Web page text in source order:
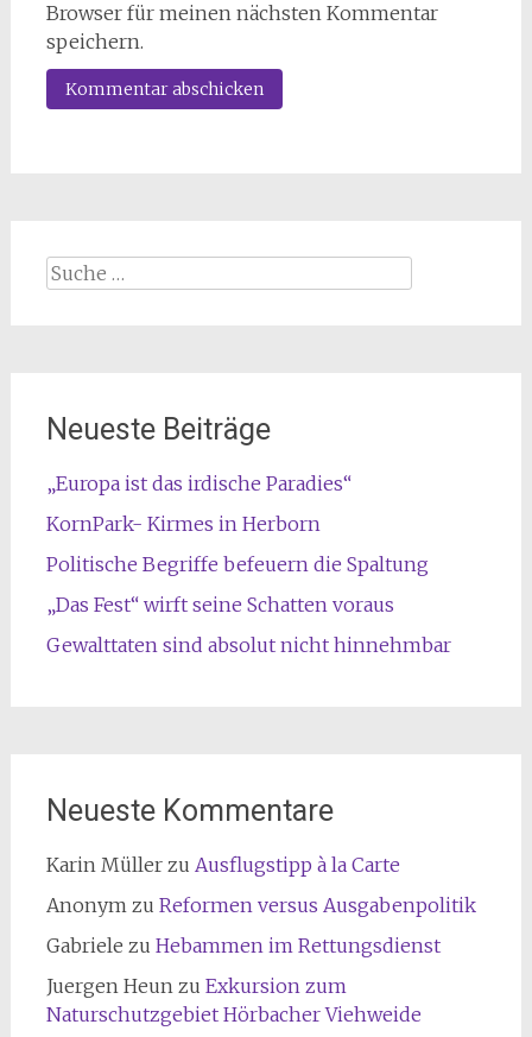
Browser für meinen nächsten Kommentar
speichern.
Suche
Neueste Beiträge
„Europa ist das irdische Paradies“
KornPark- Kirmes in Herborn
Politische Begriffe befeuern die Spaltung
„Das Fest“ wirft seine Schatten voraus
Gewalttaten sind absolut nicht hinnehmbar
Neueste Kommentare
Karin Müllerzu Ausflugstipp à la Carte
Anonymzu Reformen versus Ausgabenpolitik
Gabriele zu Hebammen im Rettungsdienst
Juergen Heunzu Exkursion zum
Naturschutzgebiet Hörbacher Viehweide